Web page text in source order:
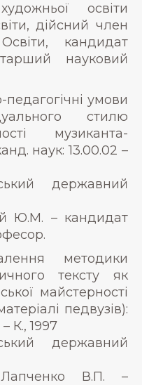
освіти
дійсний член
кандидат
науковий
педагогічні умови
стилю
музиканта-
наук: 13.00.02 –
державний
Ю.М. – кандидат
методики
тексту як
майстерності
педвузів):
К., 1997
державний
В.П. –